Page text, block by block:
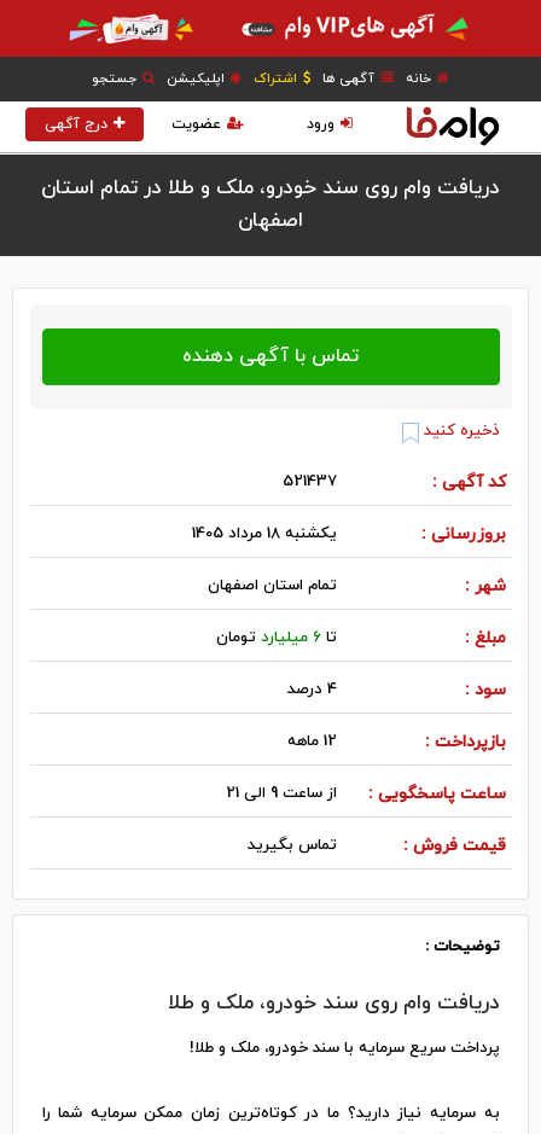
خانه آگهی ها اشتراک اپلیکیشن جستجو
درج آگهی عضویت ورود
دریافت وام روی سند خودرو، ملک و طلا در تمام استان
اصفهان
ذخیره کنید
کد آگهی : 521437
بروزرسانی : یکشنبه 18 مرداد 1405
شهر : تمام استان اصفهان
مبلغ : تا6 میلیارد تومان
سود : 4 درصد
بازپرداخت : 12 ماهه
ساعت پاسخگویی : از ساعت 9 الی 21
قیمت فروش : تماس بگیرید
توضیحات :
دریافت وام روی سند خودرو، ملک و طلا
پرداخت سریع سرمایه با سند خودرو، ملک و طلا!
به سرمایه نیاز دارید؟ ما در کوتاه‌ترین زمان ممکن سرمایه شما را